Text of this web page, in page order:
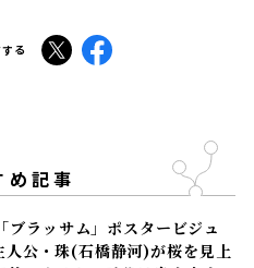
る X Facebook
め記事
ブラッサム」ポスタービジュ
人公・珠(石橋静河)が桜を見上